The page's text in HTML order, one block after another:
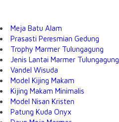
Meja Batu Alam
Prasasti Peresmian Gedung
Trophy Marmer Tulungagung
Jenis Lantai Marmer Tulungagung
Vandel Wisuda
Model Kijing Makam
Kijing Makam Minimalis
Model Nisan Kristen
Patung Kuda Onyx